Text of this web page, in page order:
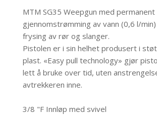
MTM SG35 Weepgun med permanent
gjennomstrømming av vann (0,6 l/
frysing av rør og slanger.
Pistolen er i sin helhet produsert i
plast. «Easy pull technology» gjør
lett å bruke over tid, uten
avtrekkeren inne.
3/8 "F Innløp med svivel